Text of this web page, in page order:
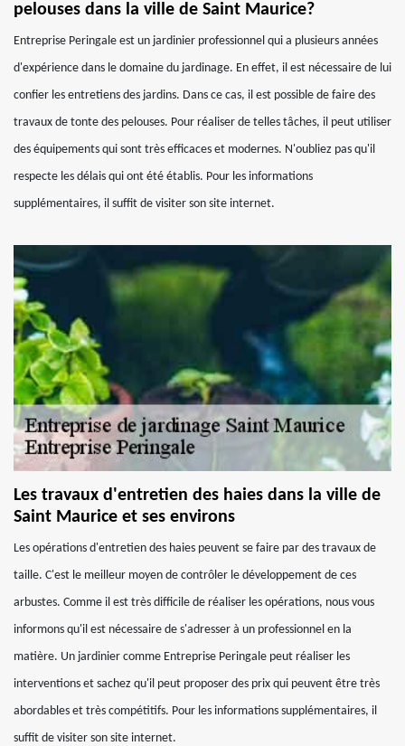
pelouses dans la ville de Saint Maurice?
Entreprise Peringale est un jardinier professionnel qui a plusieurs années
d'expérience dans le domaine du jardinage. En effet, il est nécessaire de lui
confier les entretiens des jardins. Dans ce cas, il est possible de faire des
travaux de tonte des pelouses. Pour réaliser de telles tâches, il peut utiliser
des équipements qui sont très efficaces et modernes. N'oubliez pas qu'il
respecte les délais qui ont été établis. Pour les informations
supplémentaires, il suffit de visiter son site internet.
Les travaux d'entretien des haies dans la ville de
Saint Maurice et ses environs
Les opérations d'entretien des haies peuvent se faire par des travaux de
taille. C'est le meilleur moyen de contrôler le développement de ces
arbustes. Comme il est très difficile de réaliser les opérations, nous vous
informons qu'il est nécessaire de s'adresser à un professionnel en la
matière. Un jardinier comme Entreprise Peringale peut réaliser les
interventions et sachez qu'il peut proposer des prix qui peuvent être très
abordables et très compétitifs. Pour les informations supplémentaires, il
suffit de visiter son site internet.